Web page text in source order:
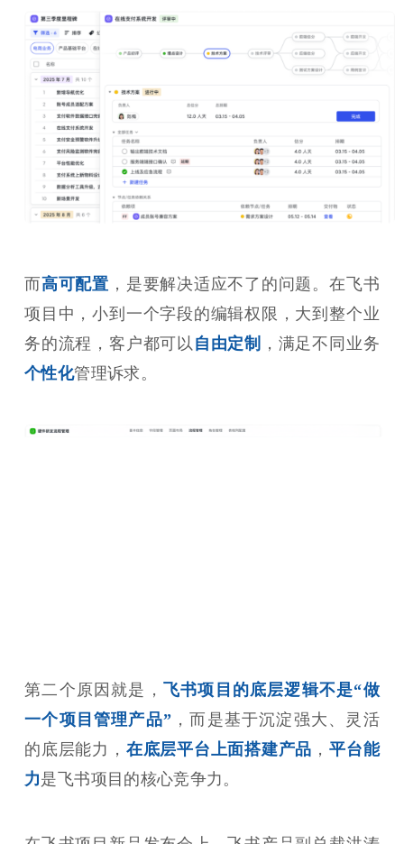
而高可配置 ，是要解决适应不了的问题。在飞书
项目中，小到一个字段的编辑权限，大到整个业
务的流程，客户都可以 自由定制
，满足不同业务
个性化管理诉求。
第二个原因就是， 飞书项目的底层逻辑不是“做
一个项目管理产品” ，而是基于沉淀强大、灵活
的底层能力， 在底层平台上面搭建产品 ， 平台能
力是飞书项目的核心竞争力。